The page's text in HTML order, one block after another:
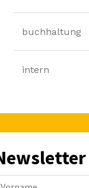
buchhaltung
intern